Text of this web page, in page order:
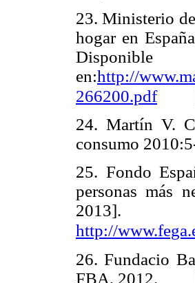
23. Ministerio
hogar en
Disponible
en:http://
266200.pdf
24. Martín V.
consumo
25. Fondo
personas más
http://
26. Fundacio
FBA, 2012.